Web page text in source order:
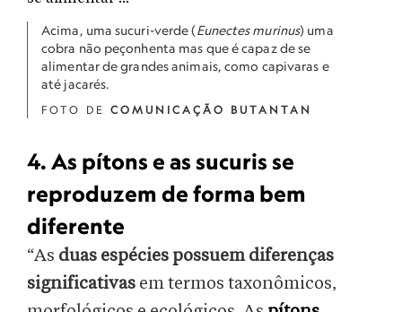
Acima, uma sucuri-verde (Eunectes murinus) uma
cobra não peçonhenta mas que é capaz de se
alimentar de grandes animais, como capivaras e
até jacarés.
FOTO DE COMUNICAÇÃO BUTANTAN
4. As pítons e as sucuris se
reproduzem de forma bem
diferente
“As duas espécies possuem diferenças
significativas em termos taxonômicos,